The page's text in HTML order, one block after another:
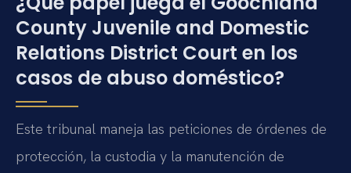
County Juvenile and Domestic
Relations District Court en los
casos de abuso doméstico?
Este tribunal maneja las peticiones de órdenes de
protección, la custodia y la manutención de